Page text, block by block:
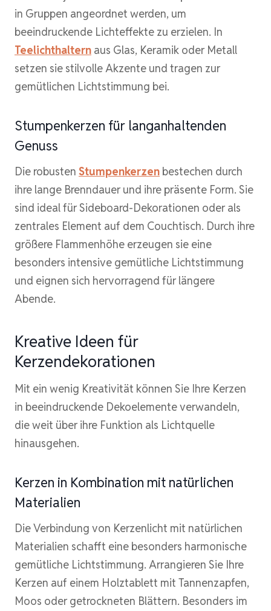
in Gruppen angeordnet werden, um
beeindruckende Lichteffekte zu erzielen. In
Teelichthaltern aus Glas, Keramik oder Metall
setzen sie stilvolle Akzente und tragen zur
gemütlichen Lichtstimmung bei.
Stumpenkerzen für langanhaltenden
Genuss
Die robusten Stumpenkerzen bestechen durch
ihre lange Brenndauer und ihre präsente Form. Sie
sind ideal für Sideboard-Dekorationen oder als
zentrales Element auf dem Couchtisch. Durch ihre
größere Flammenhöhe erzeugen sie eine
besonders intensive gemütliche Lichtstimmung
und eignen sich hervorragend für längere
Abende.
Kreative Ideen für
Kerzendekorationen
Mit ein wenig Kreativität können Sie Ihre Kerzen
in beeindruckende Dekoelemente verwandeln,
die weit über ihre Funktion als Lichtquelle
hinausgehen.
Kerzen in Kombination mit natürlichen
Materialien
Die Verbindung von Kerzenlicht mit natürlichen
Materialien schafft eine besonders harmonische
gemütliche Lichtstimmung. Arrangieren Sie Ihre
Kerzen auf einem Holztablett mit Tannenzapfen,
Moos oder getrockneten Blättern. Besonders im